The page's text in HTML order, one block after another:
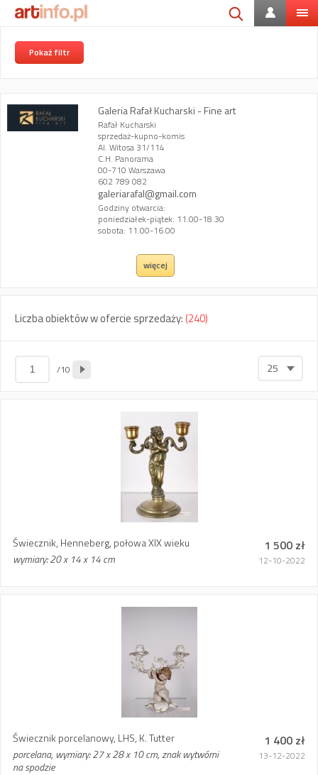
Pokaż filtr
Galeria Rafał Kucharski - Fine art
Rafał Kucharski
sprzedaż-kupno-komis
Al. Witosa 31/114
C.H. Panorama
00-710 Warszawa
602 789 082
galeriarafal@gmail.com
Godziny otwarcia:
poniedziałek-piątek: 11.00-18.30
sobota: 11.00-16.00
więcej
Liczba obiektów w ofercie sprzedaży:(240)
/10 25
Świecznik, Henneberg, połowa XIX wieku
wymiary: 20 x 14 x 14 cm
1 500 zł
12-10-2022
Świecznik porcelanowy, LHS, K. Tutter
porcelana, wymiary: 27 x 28 x 10 cm, znak wytwórni
na spodzie
1 400 zł
13-12-2022